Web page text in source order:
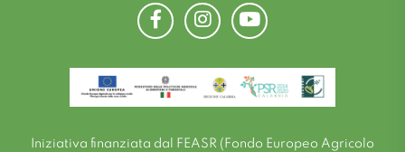
FacebookInstagramYoutube
Iniziativa finanziata dal FEASR (Fondo Europeo Agricolo